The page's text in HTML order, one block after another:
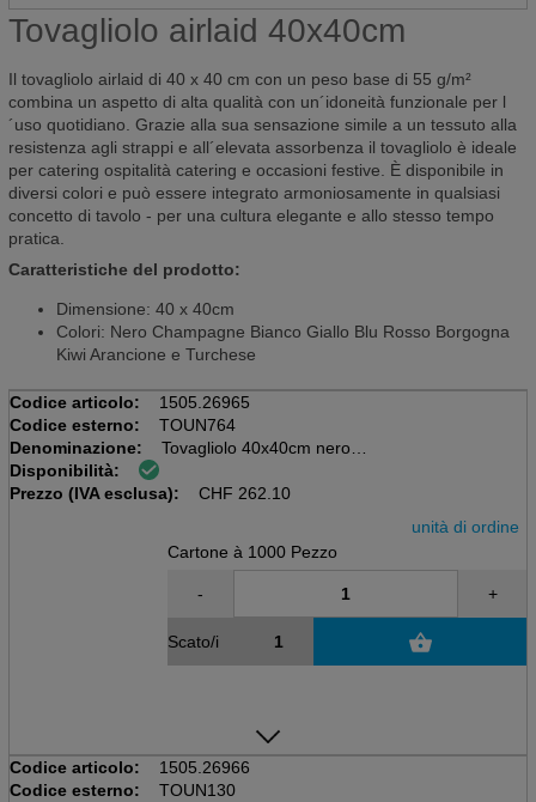
Tovagliolo airlaid 40x40cm
Il tovagliolo airlaid di 40 x 40 cm con un peso base di 55 g/m²
combina un aspetto di alta qualità con un´idoneità funzionale per l
´uso quotidiano. Grazie alla sua sensazione simile a un tessuto alla
resistenza agli strappi e all´elevata assorbenza il tovagliolo è ideale
per catering ospitalità catering e occasioni festive. È disponibile in
diversi colori e può essere integrato armoniosamente in qualsiasi
concetto di tavolo - per una cultura elegante e allo stesso tempo
pratica.
Caratteristiche del prodotto:
Dimensione: 40 x 40cm
Colori: Nero Champagne Bianco Giallo Blu Rosso Borgogna
Kiwi Arancione e Turchese
Codice articolo:
1505.26965
Codice esterno:
TOUN764
Denominazione:
Tovagliolo 40x40cm nero
55 gm2, Airlaid
Disponibilità:
Prezzo (IVA esclusa):
CHF 262.10
unità di ordine
Cartone à 1000 Pezzo
- +
Scato/i
Codice articolo:
1505.26966
Codice esterno:
TOUN130